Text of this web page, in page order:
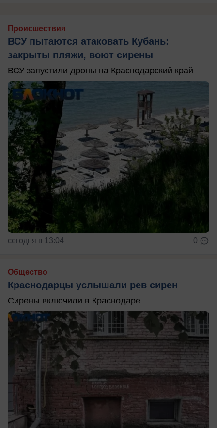
Происшествия
ВСУ пытаются атаковать Кубань:
закрыты пляжи, воют сирены
ВСУ запустили дроны на Краснодарский край
сегодня в 13:04 0
Общество
Краснодарцы услышали рев сирен
Сирены включили в Краснодаре